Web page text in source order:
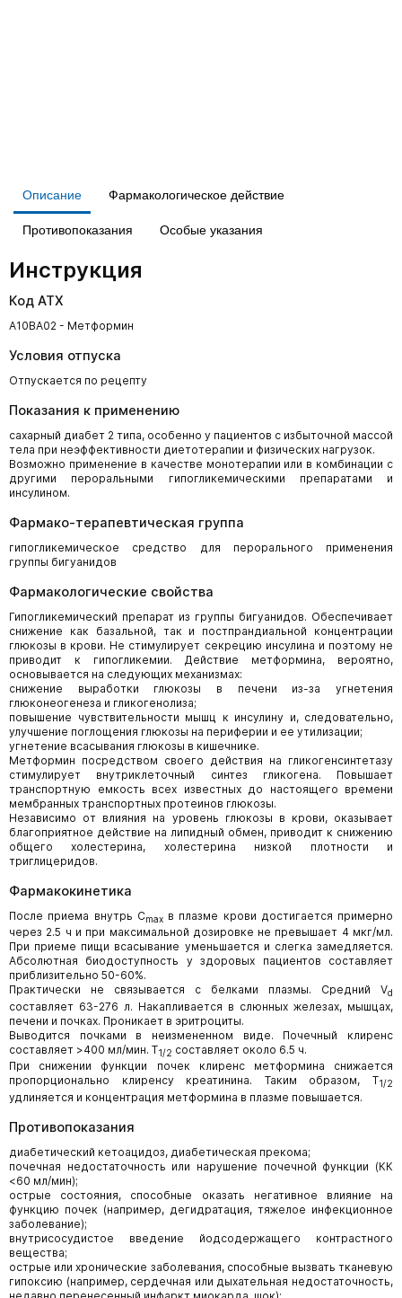
Описание Фармакологическое действие
Противопоказания Особые указания
Инструкция
Код АТХ
A10BA02 - Метформин
Условия отпуска
Отпускается по рецепту
Показания к применению
сахарный диабет 2 типа, особенно у пациентов с избыточной массой
тела при неэффективности диетотерапии и физических нагрузок.
Возможно применение в качестве монотерапии или в комбинации с
другими пероральными гипогликемическими препаратами и
инсулином.
Фармако-терапевтическая группа
гипогликемическое средство для перорального применения
группы бигуанидов
Фармакологические свойства
Гипогликемический препарат из группы бигуанидов. Обеспечивает
снижение как базальной, так и постпрандиальной концентрации
глюкозы в крови. Не стимулирует секрецию инсулина и поэтому не
приводит к гипогликемии. Действие метформина, вероятно,
основывается на следующих механизмах:
снижение выработки глюкозы в печени из-за угнетения
глюконеогенеза и гликогенолиза;
повышение чувствительности мышц к инсулину и, следовательно,
улучшение поглощения глюкозы на периферии и ее утилизации;
угнетение всасывания глюкозы в кишечнике.
Метформин посредством своего действия на гликогенсинтетазу
стимулирует внутриклеточный синтез гликогена. Повышает
транспортную емкость всех известных до настоящего времени
мембранных транспортных протеинов глюкозы.
Независимо от влияния на уровень глюкозы в крови, оказывает
благоприятное действие на липидный обмен, приводит к снижению
общего холестерина, холестерина низкой плотности и
триглицеридов.
Фармакокинетика
После приема внутрь Cmaxв плазме крови достигается примерно
через 2.5 ч и при максимальной дозировке не превышает 4 мкг/мл.
При приеме пищи всасывание уменьшается и слегка замедляется.
Абсолютная биодоступность у здоровых пациентов составляет
приблизительно 50-60%.
Практически не связывается с белками плазмы. Средний Vd
составляет 63-276 л. Накапливается в слюнных железах, мышцах,
печени и почках. Проникает в эритроциты.
Выводится почками в неизмененном виде. Почечный клиренс
составляет >400 мл/мин. T1/2 составляет около 6.5 ч.
При снижении функции почек клиренс метформина снижается
пропорционально клиренсу креатинина. Таким образом, T1/2
удлиняется и концентрация метформина в плазме повышается.
Противопоказания
диабетический кетоацидоз, диабетическая прекома;
почечная недостаточность или нарушение почечной функции (КК
<60 мл/мин);
острые состояния, способные оказать негативное влияние на
функцию почек (например, дегидратация, тяжелое инфекционное
заболевание);
внутрисосудистое введение йодсодержащего контрастного
вещества;
острые или хронические заболевания, способные вызвать тканевую
гипоксию (например, сердечная или дыхательная недостаточность,